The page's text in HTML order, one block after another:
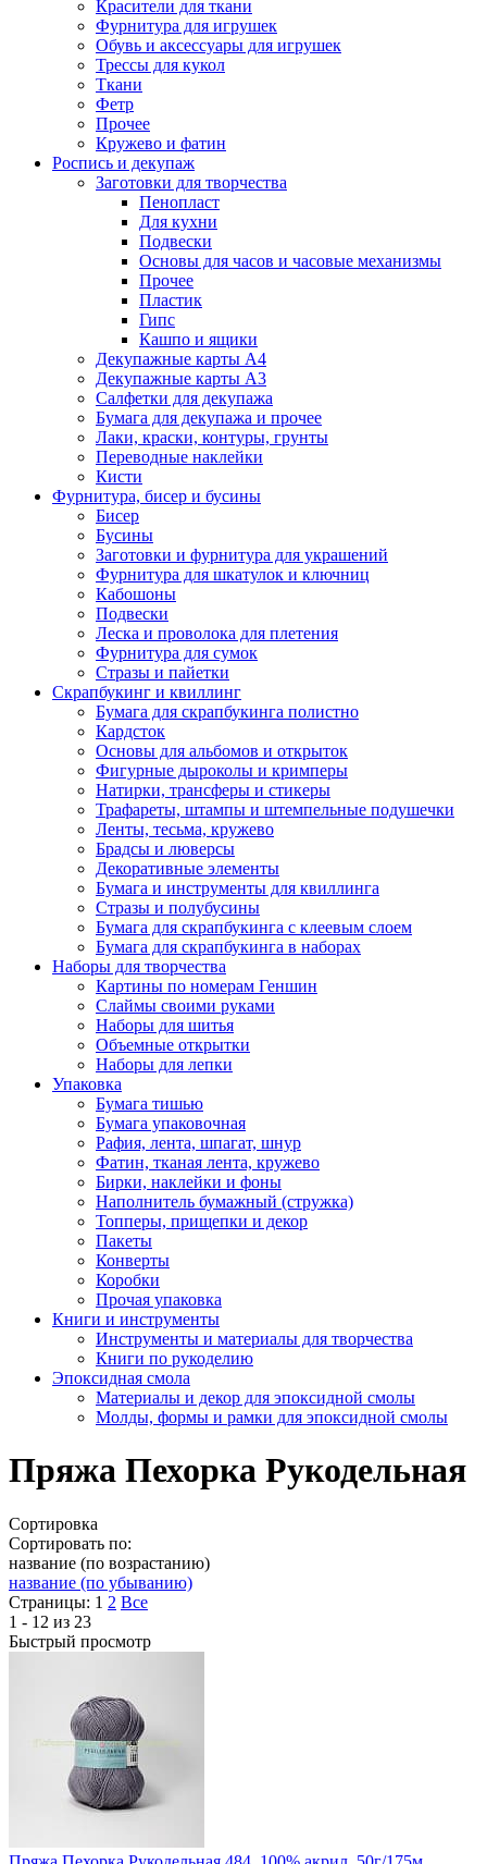
Красители для ткани
Фурнитура для игрушек
Обувь и аксессуары для игрушек
Трессы для кукол
Ткани
Фетр
Прочее
Кружево и фатин
Роспись и декупаж
Заготовки для творчества
Пенопласт
Для кухни
Подвески
Основы для часов и часовые механизмы
Прочее
Пластик
Гипс
Кашпо и ящики
Декупажные карты А4
Декупажные карты А3
Салфетки для декупажа
Бумага для декупажа и прочее
Лаки, краски, контуры, грунты
Переводные наклейки
Кисти
Фурнитура, бисер и бусины
Бисер
Бусины
Заготовки и фурнитура для украшений
Фурнитура для шкатулок и ключниц
Кабошоны
Подвески
Леска и проволока для плетения
Фурнитура для сумок
Стразы и пайетки
Скрапбукинг и квиллинг
Бумага для скрапбукинга полистно
Кардсток
Основы для альбомов и открыток
Фигурные дыроколы и кримперы
Натирки, трансферы и стикеры
Трафареты, штампы и штемпельные подушечки
Ленты, тесьма, кружево
Брадсы и люверсы
Декоративные элементы
Бумага и инструменты для квиллинга
Стразы и полубусины
Бумага для скрапбукинга с клеевым слоем
Бумага для скрапбукинга в наборах
Наборы для творчества
Картины по номерам Геншин
Слаймы своими руками
Наборы для шитья
Объемные открытки
Наборы для лепки
Упаковка
Бумага тишью
Бумага упаковочная
Рафия, лента, шпагат, шнур
Фатин, тканая лента, кружево
Бирки, наклейки и фоны
Наполнитель бумажный (стружка)
Топперы, прищепки и декор
Пакеты
Конверты
Коробки
Прочая упаковка
Книги и инструменты
Инструменты и материалы для творчества
Книги по рукоделию
Эпоксидная смола
Материалы и декор для эпоксидной смолы
Молды, формы и рамки для эпоксидной смолы
Пряжа Пехорка Рукодельная
Сортировка
Сортировать по:
название (по возрастанию)
название (по убыванию)
Страницы: 1 2 Все
1 - 12 из 23
Быстрый просмотр